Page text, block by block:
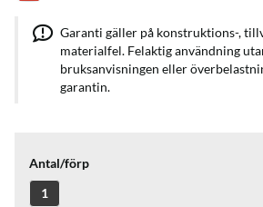
Garanti gäller på konstruktions-,
materialfel. Felaktig användning
bruksanvisningen eller
garantin.
Antal/förp
1